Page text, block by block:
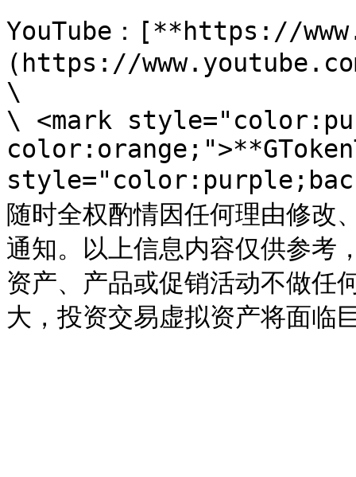
YouTube：[**https://
(https://
\
\ <mark
随时全权酌情因任何理由修改
通知。以上信息内容仅供参考
资产、产品或促销活动不做任